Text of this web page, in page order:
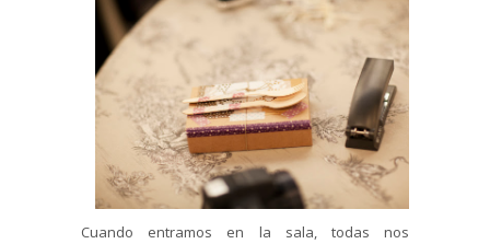
Cuando entramos en la sala, todas nos